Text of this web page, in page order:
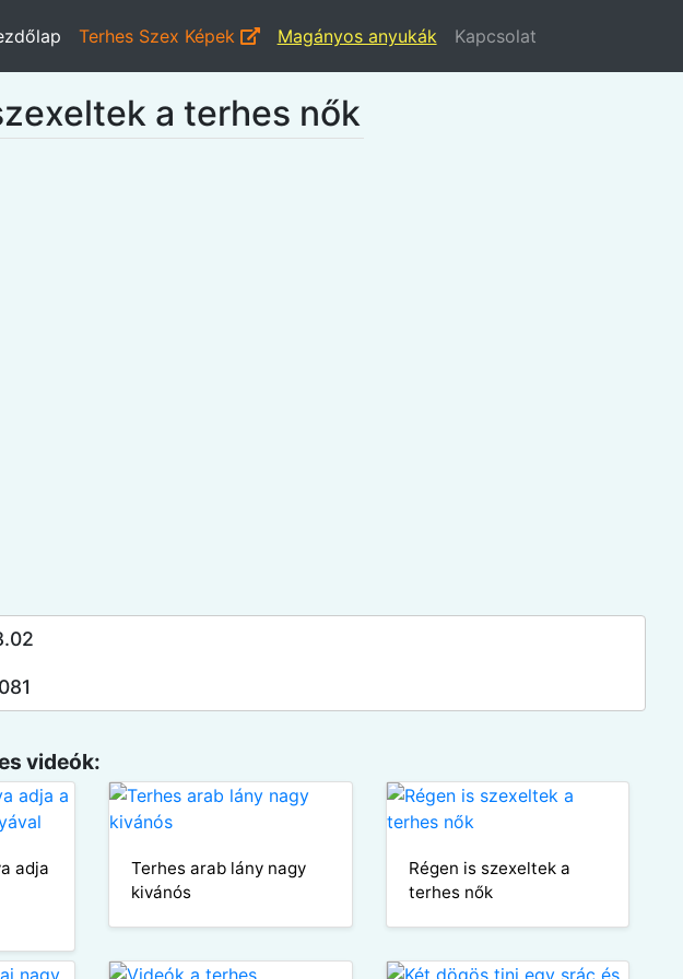
Terhes Szex Képek Magányos anyukák Kapcsolat
a terhes nők
videók:
adja
Terhes arab lány nagy
kivánós
Régen is szexeltek a
terhes nők